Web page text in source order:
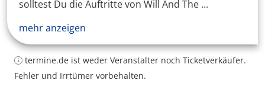
solltest Du die Auftritte von Will And The ...
mehr anzeigen
termine.de ist weder Veranstalter noch Ticketverkäufer.
Fehler und Irrtümer vorbehalten.